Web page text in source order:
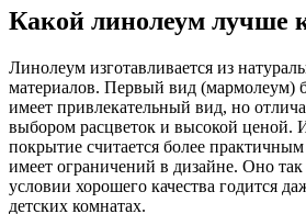
Какой линолеум лучше
Линолеум изготавливается из
материалов. Первый вид (мармолеум)
имеет привлекательный вид, но
выбором расцветок и высокой ценой.
покрытие считается более
имеет ограничений в дизайне. Оно
условии хорошего качества годится
детских комнатах.